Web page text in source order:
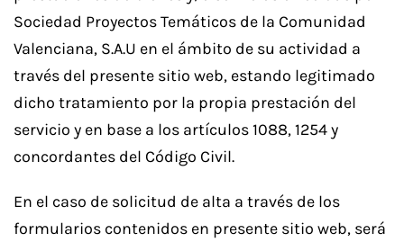
Sociedad Proyectos Temáticos de la Comunidad
Valenciana, S.A.U en el ámbito de su actividad a
través del presente sitio web, estando legitimado
dicho tratamiento por la propia prestación del
servicio y en base a los artículos 1088, 1254 y
concordantes del Código Civil.
En el caso de solicitud de alta a través de los
formularios contenidos en presente sitio web, será